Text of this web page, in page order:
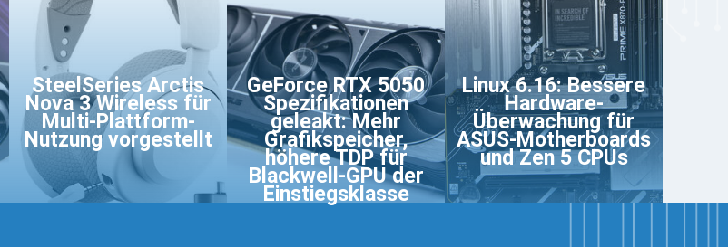
SteelSeries Arctis
Nova 3 Wireless für
Multi-Plattform-
Nutzung vorgestellt
GeForce RTX 5050
Spezifikationen
geleakt: Mehr
Grafikspeicher,
höhere TDP für
Blackwell-GPU der
Einstiegsklasse
Linux 6.16: Bessere
Hardware-
Überwachung für
ASUS-Motherboards
und Zen 5 CPUs